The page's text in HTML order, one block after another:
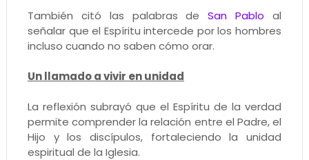
También citó las palabras deSan Pablo al
señalar que el Espíritu intercede por los hombres
incluso cuando no saben cómo orar.
Un llamado a vivir en unidad
La reflexión subrayó que el Espíritu de la verdad
permite comprender la relación entre el Padre, el
Hijo y los discípulos, fortaleciendo la unidad
espiritual de la Iglesia.